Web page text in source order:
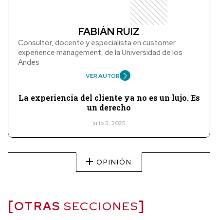
FABIÁN RUIZ
Consultor, docente y especialista en customer
experience management, de la Universidad de los
Andes
VER AUTOR
La experiencia del cliente ya no es un lujo. Es
un derecho
julio 3, 2025
OPINIÓN
OTRAS SECCIONES